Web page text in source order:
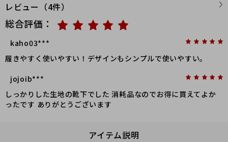
レビュー（4件）
総合評価：
kaho03***
履きやすく使いやすい！デザインもシンプルで使いやすい。
jojoib***
しっかりした生地の靴下でした 消耗品なのでお得に買えてよか
ったです ありがとうございます
アイテム説明